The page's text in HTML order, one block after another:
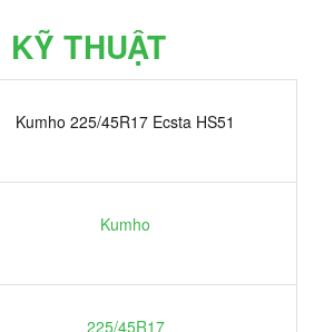
THUẬT
Kumho 225/45R17 Ecsta HS51
Kumho
225/45R17